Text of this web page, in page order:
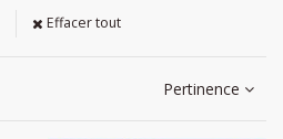
Effacer tout
Pertinence